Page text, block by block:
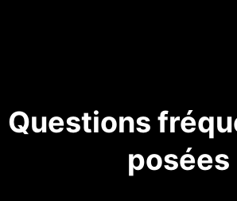
Questions
posées